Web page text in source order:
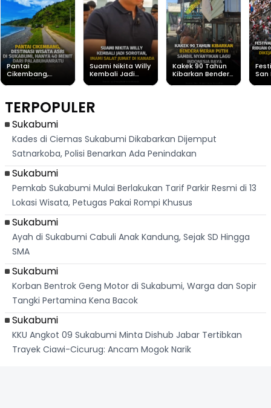
Pantai
Cikembang,
Dari
Palabuhanratu
Suami Nikita Willy
Kembali Jadi
Kakek 90 Tahun
Kibarkan Bendera
San
TERPOPULER
Sukabumi
Kades di Ciemas Sukabumi Dikabarkan Dijemput
Satnarkoba, Polisi Benarkan Ada Penindakan
Sukabumi
Pemkab Sukabumi Mulai Berlakukan Tarif Parkir Resmi di 13
Lokasi Wisata, Petugas Pakai Rompi Khusus
Sukabumi
Ayah di Sukabumi Cabuli Anak Kandung, Sejak SD Hingga
SMA
Sukabumi
Korban Bentrok Geng Motor di Sukabumi, Warga dan Sopir
Tangki Pertamina Kena Bacok
Sukabumi
KKU Angkot 09 Sukabumi Minta Dishub Jabar Tertibkan
Trayek Ciawi-Cicurug: Ancam Mogok Narik